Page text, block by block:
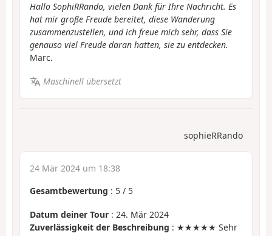
Hallo SophiRRando, vielen Dank für Ihre Nachricht. Es
hat mir große Freude bereitet, diese Wanderung
zusammenzustellen, und ich freue mich sehr, dass Sie
genauso viel Freude daran hatten, sie zu entdecken.
Marc.
Maschinell übersetzt
sophieRRando
24 Mär 2024 um 18:38
Gesamtbewertung : 5 / 5
Datum deiner Tour : 24. Mär 2024
Zuverlässigkeit der Beschreibung : ★★★★★ Sehr